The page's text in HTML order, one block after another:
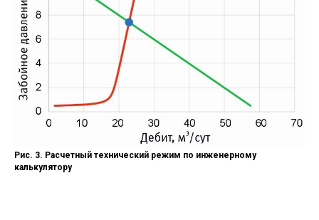
Рис. 3. Расчетный технический режим по инженерному
калькулятору